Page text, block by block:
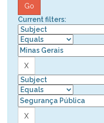
Current filters: